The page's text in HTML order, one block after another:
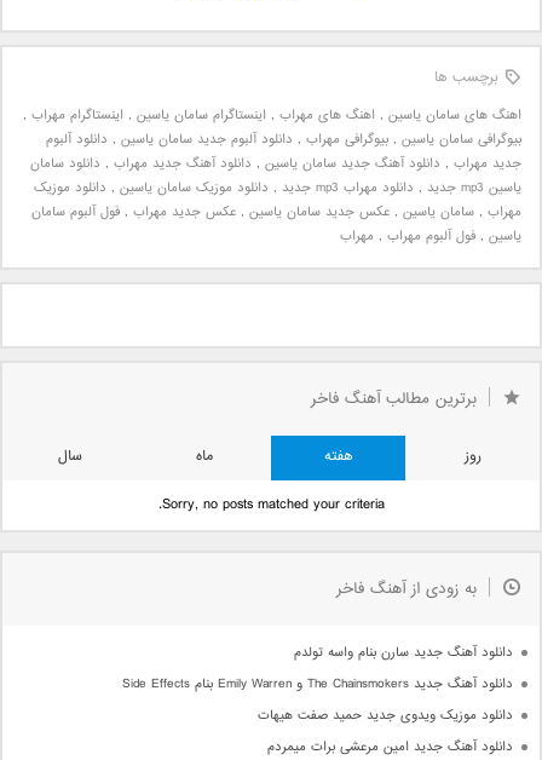
برچسب ها
اهنگ های سامان یاسین , اهنگ های مهراب , اینستاگرام سامان یاسین , اینستاگرام مهراب ,
بیوگرافی سامان یاسین , بیوگرافی مهراب , دانلود آلبوم جدید سامان یاسین , دانلود آلبوم
جدید مهراب , دانلود آهنگ جدید سامان یاسین , دانلود آهنگ جدید مهراب , دانلود سامان
یاسین mp3 جدید
, دانلود مهراب mp3 جدید , دانلود موزیک سامان یاسین , دانلود موزیک
مهراب , سامان یاسین , عکس جدید سامان یاسین , عکس جدید مهراب , فول آلبوم سامان
یاسین , فول آلبوم مهراب , مهراب
برترین مطالب آهنگ فاخر
روز هفته ماه
سال
Sorry, no posts matched your criteria.
به زودی از آهنگ فاخر
دانلود آهنگ جدید سارن بنام واسه تولدم
دانلود آهنگ جدید The Chainsmokers و Emily Warren بنام Side Effects
دانلود موزیک ویدوی جدید حمید صفت هیهات
دانلود آهنگ جدید امین مرعشی برات میمردم